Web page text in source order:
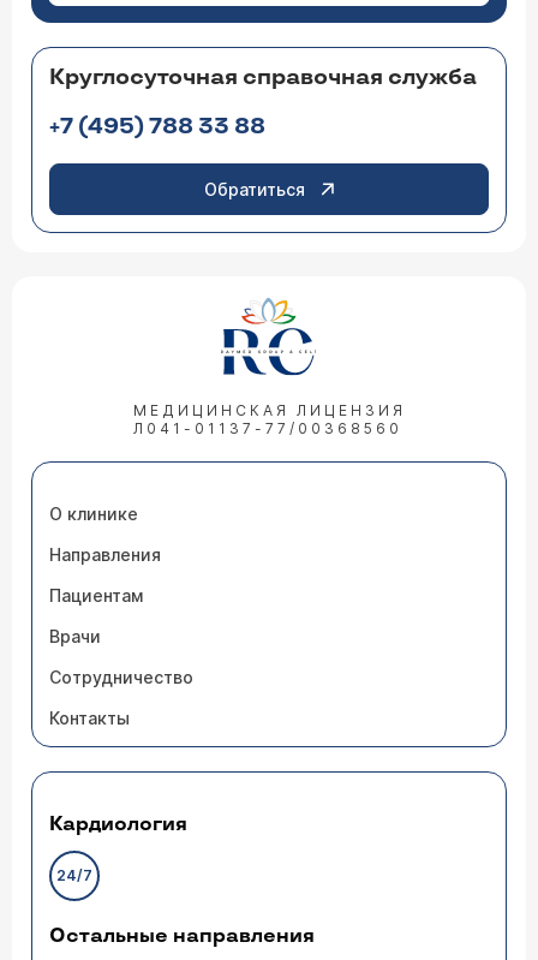
Круглосуточная справочная служба
+7 (495) 788 33 88
Обратиться
МЕДИЦИНСКАЯ ЛИЦЕНЗИЯ
Л041-01137-77/00368560
О клинике
Направления
Пациентам
Врачи
Сотрудничество
Контакты
Кардиология
24/7
Остальные направления